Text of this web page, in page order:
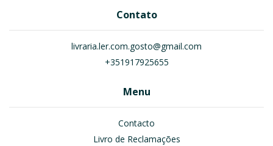
Contato
livraria.ler.com.gosto@gmail.com
+351917925655
Menu
Contacto
Livro de Reclamações